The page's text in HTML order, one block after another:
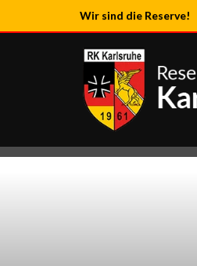
Wir sind die Reserve!